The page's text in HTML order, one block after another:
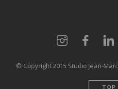
© Copyright 2015 Studio Jean-
TOP